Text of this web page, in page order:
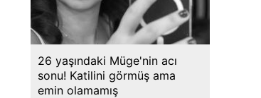
26 yaşındaki Müge'nin acı
sonu! Katilini görmüş ama
emin olamamış